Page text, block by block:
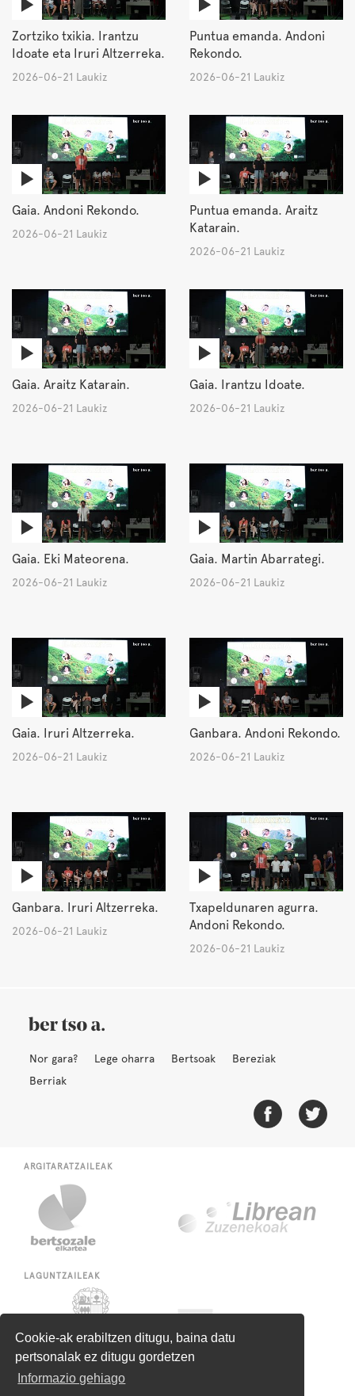
Cookie-ak erabiltzen ditugu, baina datu
pertsonalak ez ditugu gordetzen
Informazio gehiago
Zortziko txikia. Irantzu
Idoate eta Iruri Altzerreka.
2026-06-21 Laukiz
Puntua emanda. Andoni
Rekondo.
2026-06-21 Laukiz
Gaia. Andoni Rekondo.
2026-06-21 Laukiz
Puntua emanda. Araitz
Katarain.
2026-06-21 Laukiz
Gaia. Araitz Katarain.
2026-06-21 Laukiz
Gaia. Irantzu Idoate.
2026-06-21 Laukiz
Gaia. Eki Mateorena.
2026-06-21 Laukiz
Gaia. Martin Abarrategi.
2026-06-21 Laukiz
Gaia. Iruri Altzerreka.
2026-06-21 Laukiz
Ganbara. Andoni Rekondo.
2026-06-21 Laukiz
Ganbara. Iruri Altzerreka.
2026-06-21 Laukiz
Txapeldunaren agurra.
Andoni Rekondo.
2026-06-21 Laukiz
Nor gara? Lege oharra Bertsoak
Bereziak
Berriak
ARGITARATZAILEAK
LAGUNTZAILEAK